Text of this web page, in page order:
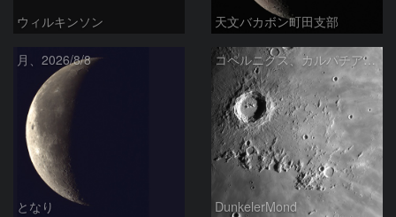
ウィルキンソン 天文バカボン町田支部
月、2026/8/8
となり
コペルニクス、カルパチア山脈付近
DunkelerMond